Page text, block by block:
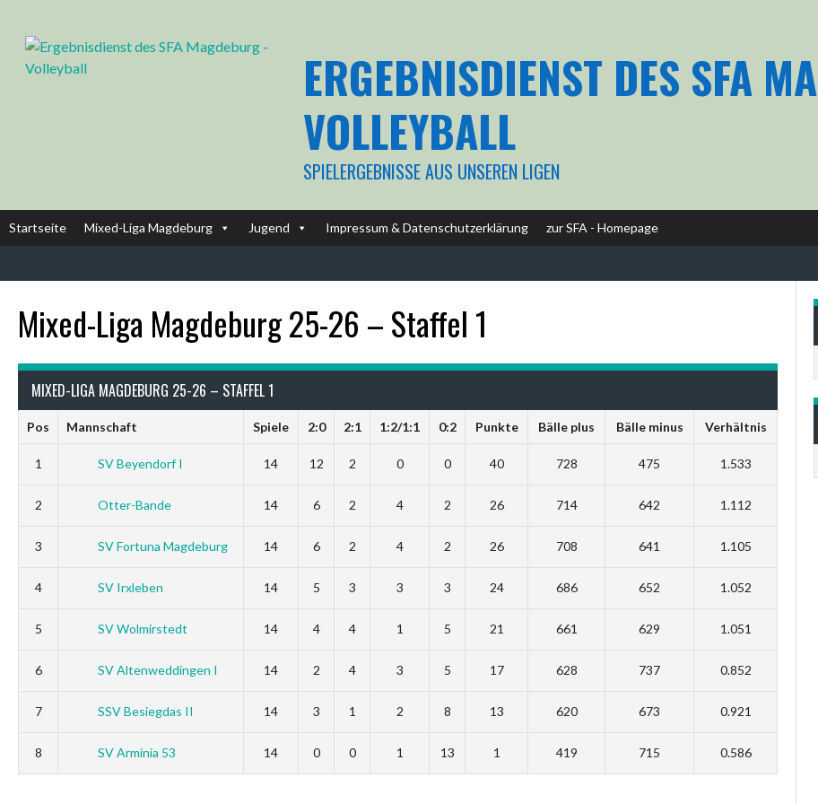
Inhalt
ERGEBNISDIENST DES SFA
VOLLEYBALL
SPIELERGEBNISSE AUS UNSEREN LIGEN
Startseite Mixed-Liga Magdeburg Jugend Impressum & Datenschutzerklärung zur SFA - Homepage
Mixed-Liga Magdeburg 25-26 – Staffel 1
MIXED-LIGA MAGDEBURG 25-26 – STAFFEL 1
Pos Mannschaft Spiele 2:0 2:1 1:2/1:1 0:2 Punkte Bälle plus Bälle minus Verhältnis
1 SV Beyendorf I 14 12 2 0 0 40 728 475 1.533
2 Otter-Bande 14 6 2 4 2 26 714 642 1.112
3 SV Fortuna Magdeburg 14 6 2 4 2 26 708 641 1.105
4 SV Irxleben 14 5 3 3 3 24 686 652 1.052
5 SV Wolmirstedt 14 4 4 1 5 21 661 629 1.051
6 SV Altenweddingen I 14 2 4 3 5 17 628 737 0.852
7 SSV Besiegdas II 14 3 1 2 8 13 620 673 0.921
8 SV Arminia 53 14 0 0 1 13 1 419 715 0.586